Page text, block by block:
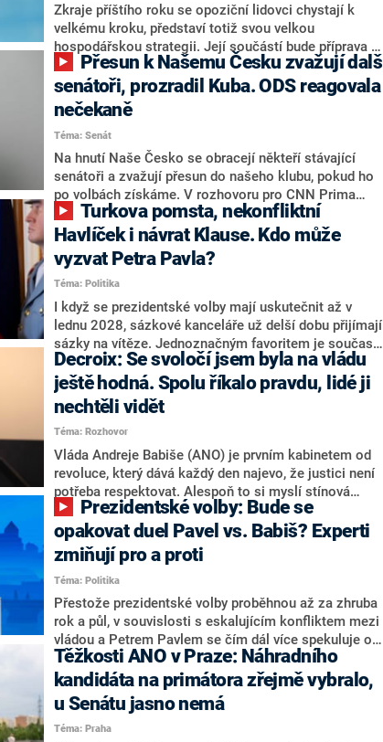
Zkraje příštího roku se opoziční lidovci chystají k
velkému kroku, představí totiž svou velkou
hospodářskou strategii. Její součástí bude příprava na
stárnutí populace, řekl ve středu na setkání s novináři
nový předseda lidovců Jan Grolich. Ten zároveň v
senátních volbách kandiduje ve Vyškově. Popsal i
aktivitu opozice, o níž vládní strany nebo političtí
komentátoři mluví jako o slabé a v defenzivě. „Je to
úmorná práce upozorňovat na chyby vlády. Ministři s
námi navíc nechodí do debat. Chceme ale ukazovat
svoje témata,“ odpověděl Grolich na dotaz CNN Prima
NEWS.
senátoři, prozradil Kuba. ODS reagovala
nečekaně
Téma: Senát
Na hnutí Naše Česko se obracejí někteří stávající
senátoři a zvažují přesun do našeho klubu, pokud ho
po volbách získáme. V rozhovoru pro CNN Prima
NEWS to řekl zakladatel hnutí a jihočeský hejtman
Martin Kuba. Konkrétní nebyl, ale získat by takto mohl
například senátora Zdeňka Hrabu, který je dnes
součástí klubu ODS a TOP 09. Hraba to na dotaz
redakce nevyloučil. Předseda klubu senátorů ODS
Zdeněk Nytra redakci řekl, že počítá s odchodem
některých senátorů z klubu a že Naše Česko není
nepřítel, ale soupeř.
Havlíček i návrat Klause. Kdo může
vyzvat Petra Pavla?
Téma: Politika
I když se prezidentské volby mají uskutečnit až v
lednu 2028, sázkové kanceláře už delší dobu přijímají
sázky na vítěze. Jednoznačným favoritem je současná
hlava státu Petr Pavel. Daleko za ním pak bookmakeři
zmiňují dva výrazné politiky ANO, tedy premiéra
Andreje Babiše a ministra průmyslu Karla Havlíčka.
Oblíbeným tipem samotných sázkařů je poslanec za
Motoristy Filip Turek. Politolog Jan Kubáček nicméně
o případné kandidatuře kohokoliv ze zmíněné trojice
značně pochybuje. Podle něj současná koalice dosud
nemá osobu, která by Pavlovi mohla konkurovat.
Decroix: Se svoločí jsem byla na vládu
ještě hodná. Spolu říkalo pravdu, lidé ji
nechtěli vidět
Téma: Rozhovor
Vláda Andreje Babiše (ANO) je prvním kabinetem od
revoluce, který dává každý den najevo, že justici není
potřeba respektovat. Alespoň to si myslí stínová
ministryně spravedlnosti ODS Eva Decroix. V
rozhovoru pro CNN Prima NEWS si nebrala servítky
ohledně politického výkonu svého nástupce Jeronýma
Tejce (za ANO) či vládní zmocněnkyně pro lidská
práva Taťány Malé (ANO). Označením „svoloč“ na
adresu vlády prý byla ještě hodná. Decroix se také
vrátila k volební porážce koalice Spolu či promluvila o
hnutí Naše Česko Martina Kuby.
opakovat duel Pavel vs. Babiš? Experti
zmiňují pro a proti
Téma: Politika
Přestože prezidentské volby proběhnou až za zhruba
rok a půl, v souvislosti s eskalujícím konfliktem mezi
vládou a Petrem Pavlem se čím dál více spekuluje o
tom, koho by do bitvy o Hrad mohla vyslat současná
koalice. Někteří političtí komentátoři znovu vytahují
jméno premiéra Andreje Babiše (ANO). Jak moc je
pravděpodobné, že se v prezidentských volbách 2028
bude znovu opakovat souboj z roku 2023?
Těžkosti ANO v Praze: Náhradního
kandidáta na primátora zřejmě vybralo,
u Senátu jasno nemá
Téma: Praha